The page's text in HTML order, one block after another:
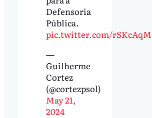
Defensoria
Pública.
pic.twitter.com/
—
Guilherme
Cortez
(@cortezpsol)
May 21,
2024